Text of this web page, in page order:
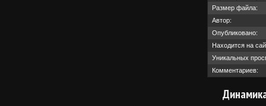
Размер файла:
Автор:
Опубликовано:
Находится на
Уникальных
Комментариев: